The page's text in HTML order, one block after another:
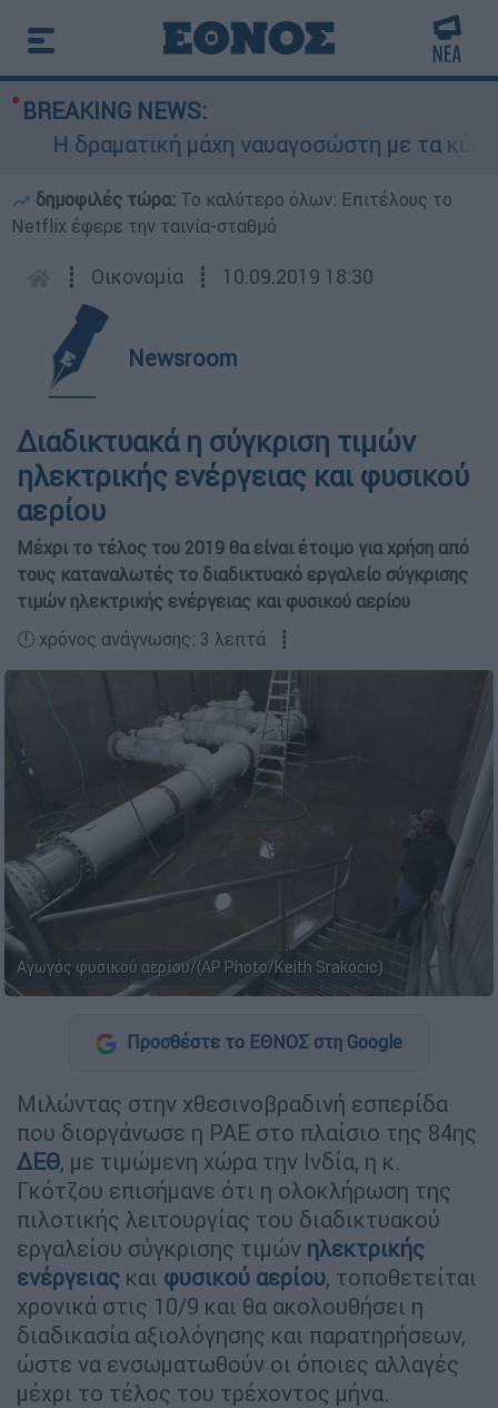
BREAKING NEWS:
Η δραματική μάχη ναυαγοσώστη με τα κύματα
δημοφιλές τώρα: Το καλύτερο όλων: Επιτέλους το
Netflix έφερε την ταινία-σταθμό
┋ Οικονομία ┋ 10.09.2019 18:30
Newsroom
Διαδικτυακά η σύγκριση τιμών
ηλεκτρικής ενέργειας και φυσικού
αερίου
Μέχρι το τέλος του 2019 θα είναι έτοιμο για χρήση από
τους καταναλωτές το διαδικτυακό εργαλείο σύγκρισης
τιμών ηλεκτρικής ενέργειας και φυσικού αερίου
🕛 χρόνος ανάγνωσης: 3 λεπτά ┋
Αγωγός φυσικού αερίου/(AP Photo/Keith Srakocic)
Προσθέστε το ΕΘΝΟΣ στη Google
Μιλώντας στην χθεσινοβραδινή εσπερίδα
που διοργάνωσε η ΡΑΕ στο πλαίσιο της 84ης
ΔΕΘ, με τιμώμενη χώρα την Ινδία, η κ.
Γκότζου επισήμανε ότι η ολοκλήρωση της
πιλοτικής λειτουργίας του διαδικτυακού
εργαλείου σύγκρισης τιμών ηλεκτρικής
ενέργειας και φυσικού αερίου, τοποθετείται
χρονικά στις 10/9 και θα ακολουθήσει η
διαδικασία αξιολόγησης και παρατηρήσεων,
ώστε να ενσωματωθούν οι όποιες αλλαγές
μέχρι το τέλος του τρέχοντος μήνα.